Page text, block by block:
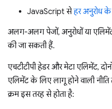
JavaScript सेहर अनुरोध
अलग-अलग पेजों, अनुरोधों या
की जा सकती हैं.
एचटीटीपी हेडर और मेटा एलिमेंट,
एलिमेंट के लिए लागू होने वाली
क्रम इस तरह से होता है: